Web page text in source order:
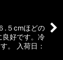
.５cmほどの
良好です。冷
。 入荷日：